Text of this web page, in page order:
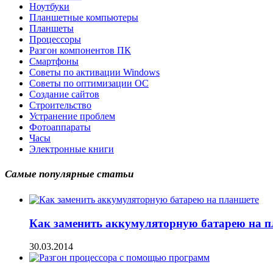
Ноутбуки
Планшетные компьютеры
Планшеты
Процессоры
Разгон компонентов ПК
Смартфоны
Советы по активации Windows
Советы по оптимизации ОС
Создание сайтов
Строительство
Устранение проблем
Фотоаппараты
Часы
Электронные книги
Самые популярные статьи
Как заменить аккумуляторную батарею на
30.03.2014